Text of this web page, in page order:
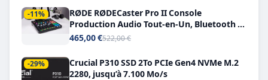
-11%
RØDE RØDECaster Pro II Console
Production Audio Tout-en-Un, Bluetooth et
Double USB-C
465,00 €522,00 €
-29%
Crucial P310 SSD 2To PCIe Gen4 NVMe M.2
2280, jusqu’à 7.100 Mo/s